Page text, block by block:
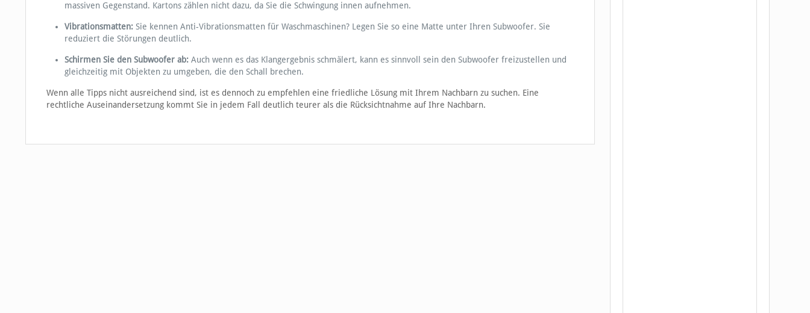
massiven Gegenstand. Kartons zählen nicht dazu, da Sie die Schwingung innen aufnehmen.
Vibrationsmatten:Sie kennen Anti-Vibrationsmatten für Waschmaschinen? Legen Sie so eine Matte unter Ihren Subwoofer. Sie
reduziert die Störungen deutlich.
Schirmen Sie den Subwoofer ab:Auch wenn es das Klangergebnis schmälert, kann es sinnvoll sein den Subwoofer freizustellen und
gleichzeitig mit Objekten zu umgeben, die den Schall brechen.
Wenn alle Tipps nicht ausreichend sind, ist es dennoch zu empfehlen eine friedliche Lösung mit Ihrem Nachbarn zu suchen. Eine
rechtliche Auseinandersetzung kommt Sie in jedem Fall deutlich teurer als die Rücksichtnahme auf Ihre Nachbarn.